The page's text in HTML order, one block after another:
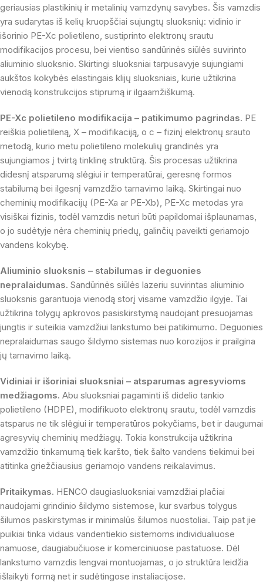
geriausias plastikinių ir metalinių vamzdynų savybes. Šis vamzdis
yra sudarytas iš kelių kruopščiai sujungtų sluoksnių: vidinio ir
išorinio PE-Xc polietileno, sustiprinto elektronų srautu
modifikacijos procesu, bei vientiso sandūrinės siūlės suvirinto
aliuminio sluoksnio. Skirtingi sluoksniai tarpusavyje sujungiami
aukštos kokybės elastingais klijų sluoksniais, kurie užtikrina
vienodą konstrukcijos stiprumą ir ilgaamžiškumą.
PE-Xc polietileno modifikacija – patikimumo pagrindas. PE
reiškia polietileną, X – modifikaciją, o c – fizinį elektronų srauto
metodą, kurio metu polietileno molekulių grandinės yra
sujungiamos į tvirtą tinklinę struktūrą. Šis procesas užtikrina
didesnį atsparumą slėgiui ir temperatūrai, geresnę formos
stabilumą bei ilgesnį vamzdžio tarnavimo laiką. Skirtingai nuo
cheminių modifikacijų (PE-Xa ar PE-Xb), PE-Xc metodas yra
visiškai fizinis, todėl vamzdis neturi būti papildomai išplaunamas,
o jo sudėtyje nėra cheminių priedų, galinčių paveikti geriamojo
vandens kokybę.
Aliuminio sluoksnis – stabilumas ir deguonies
nepralaidumas. Sandūrinės siūlės lazeriu suvirintas aliuminio
sluoksnis garantuoja vienodą storį visame vamzdžio ilgyje. Tai
užtikrina tolygų apkrovos pasiskirstymą naudojant presuojamas
jungtis ir suteikia vamzdžiui lankstumo bei patikimumo. Deguonies
nepralaidumas saugo šildymo sistemas nuo korozijos ir prailgina
jų tarnavimo laiką.
Vidiniai ir išoriniai sluoksniai – atsparumas agresyvioms
medžiagoms. Abu sluoksniai pagaminti iš didelio tankio
polietileno (HDPE), modifikuoto elektronų srautu, todėl vamzdis
atsparus ne tik slėgiui ir temperatūros pokyčiams, bet ir daugumai
agresyvių cheminių medžiagų. Tokia konstrukcija užtikrina
vamzdžio tinkamumą tiek karšto, tiek šalto vandens tiekimui bei
atitinka griežčiausius geriamojo vandens reikalavimus.
Pritaikymas. HENCO daugiasluoksniai vamzdžiai plačiai
naudojami grindinio šildymo sistemose, kur svarbus tolygus
šilumos paskirstymas ir minimalūs šilumos nuostoliai. Taip pat jie
puikiai tinka vidaus vandentiekio sistemoms individualiuose
namuose, daugiabučiuose ir komerciniuose pastatuose. Dėl
lankstumo vamzdis lengvai montuojamas, o jo struktūra leidžia
išlaikyti formą net ir sudėtingose instaliacijose.